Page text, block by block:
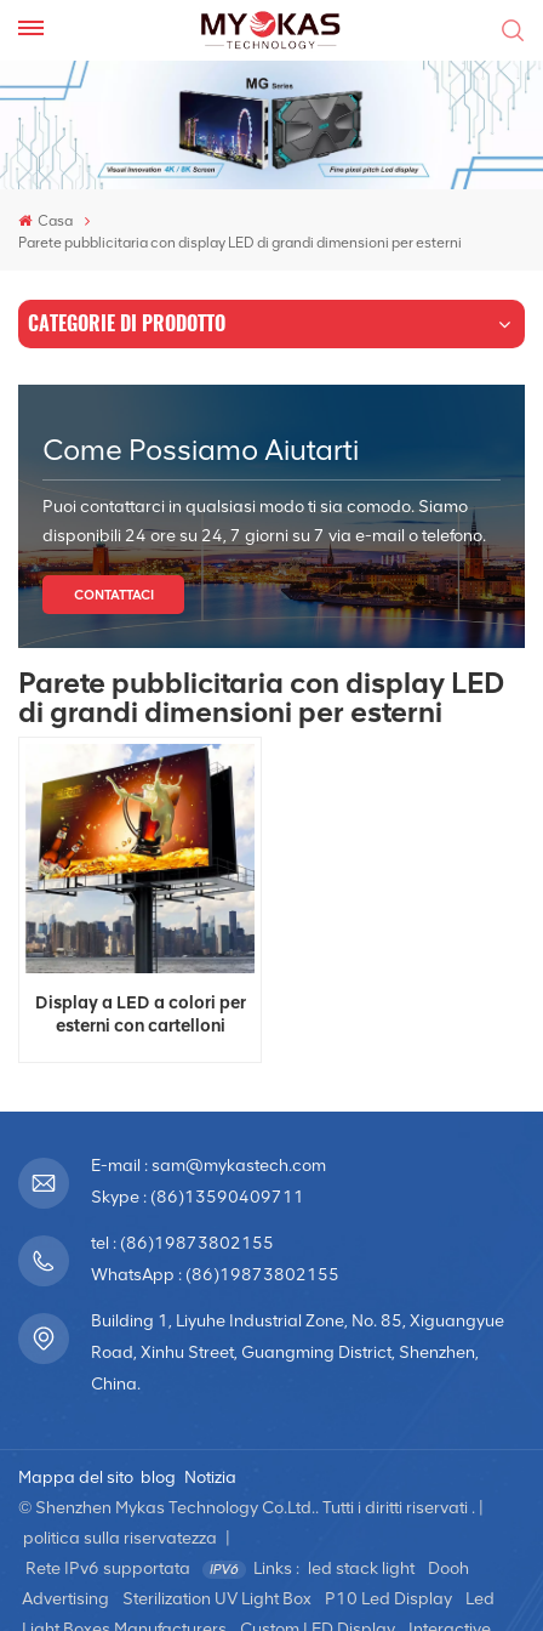
Casa
Parete pubblicitaria con display LED di grandi dimensioni per esterni
CATEGORIE DI PRODOTTO
Come Possiamo Aiutarti
Puoi contattarci in qualsiasi modo ti sia comodo. Siamo
disponibili 24 ore su 24, 7 giorni su 7 via e-mail o telefono.
CONTATTACI
Parete pubblicitaria con display LED
di grandi dimensioni per esterni
Display a LED a colori per
esterni con cartelloni
E-mail : sam@mykastech.com
Skype : (86)13590409711
tel : (86)19873802155
WhatsApp : (86)19873802155
Building 1, Liyuhe Industrial Zone, No. 85, Xiguangyue
Road, Xinhu Street, Guangming District, Shenzhen,
China.
Mappa del sito blog Notizia
© Shenzhen Mykas Technology Co.Ltd.. Tutti i diritti riservati . |
politica sulla riservatezza
Rete IPv6 supportata
Links : led stack light
Dooh
Advertising
Sterilization UV Light Box P10 Led Display
Led